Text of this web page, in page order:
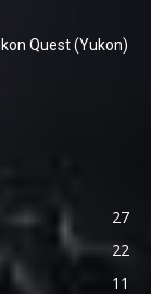
Quest (Yukon)
27
22
11